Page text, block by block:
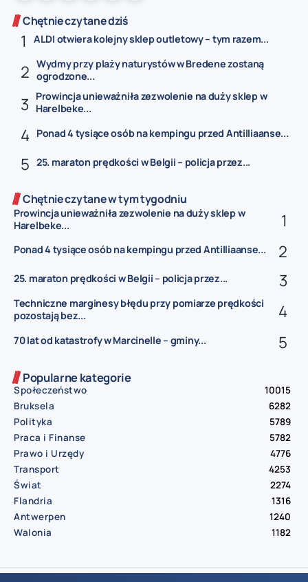
Chętnie czytane dziś
ALDI otwiera kolejny sklep outletowy – tym razem...
Wydmy przy plaży naturystów w Bredene zostaną
ogrodzone...
Prowincja unieważniła zezwolenie na duży sklep w
Harelbeke...
Ponad 4 tysiące osób na kempingu przed Antilliaanse...
25. maraton prędkości w Belgii – policja przez...
Chętnie czytane w tym tygodniu
Prowincja unieważniła zezwolenie na duży sklep w
Harelbeke...
Ponad 4 tysiące osób na kempingu przed Antilliaanse...
25. maraton prędkości w Belgii – policja przez...
Techniczne marginesy błędu przy pomiarze prędkości
pozostają bez...
70 lat od katastrofy w Marcinelle – gminy...
Popularne kategorie
Społeczeństwo
10015
Bruksela
6282
Polityka
5789
Praca i Finanse
5782
Prawo i Urzędy
4776
Transport
4253
Świat
2274
Flandria
1316
Antwerpen
1240
Walonia
1182